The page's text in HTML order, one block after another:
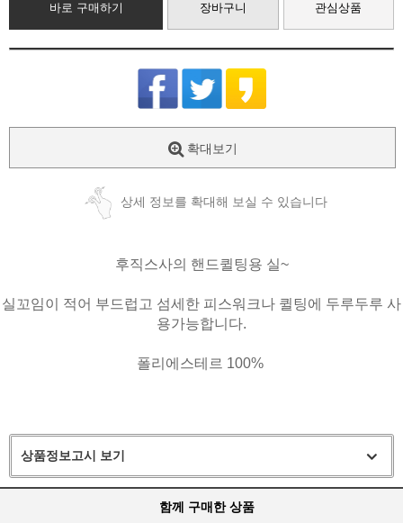
바로 구매하기 장바구니 관심상품
확대보기
상세 정보를 확대해 보실 수 있습니다
후직스사의 핸드퀼팅용 실~
실꼬임이 적어 부드럽고 섬세한 피스워크나 퀼팅에 두루두루 사
용가능합니다.
폴리에스테르 100%
상품정보고시 보기
함께 구매한 상품